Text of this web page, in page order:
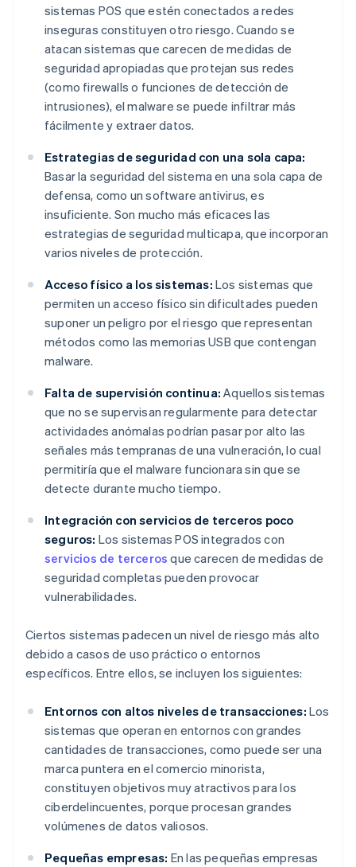
sistemas POS que estén conectados a redes
inseguras constituyen otro riesgo. Cuando se
atacan sistemas que carecen de medidas de
seguridad apropiadas que protejan sus redes
(como firewalls o funciones de detección de
intrusiones), el malware se puede infiltrar más
fácilmente y extraer datos.
Estrategias de seguridad con una sola capa:
Basar la seguridad del sistema en una sola capa de
defensa, como un software antivirus, es
insuficiente. Son mucho más eficaces las
estrategias de seguridad multicapa, que incorporan
varios niveles de protección.
Acceso físico a los sistemas: Los sistemas que
permiten un acceso físico sin dificultades pueden
suponer un peligro por el riesgo que representan
métodos como las memorias USB que contengan
malware.
Falta de supervisión continua: Aquellos sistemas
que no se supervisan regularmente para detectar
actividades anómalas podrían pasar por alto las
señales más tempranas de una vulneración, lo cual
permitiría que el malware funcionara sin que se
detecte durante mucho tiempo.
Integración con servicios de terceros poco
seguros: Los sistemas POS integrados con
servicios de terceros que carecen de medidas de
seguridad completas pueden provocar
vulnerabilidades.
Ciertos sistemas padecen un nivel de riesgo más alto
debido a casos de uso práctico o entornos
específicos. Entre ellos, se incluyen los siguientes:
Entornos con altos niveles de transacciones: Los
sistemas que operan en entornos con grandes
cantidades de transacciones, como puede ser una
marca puntera en el comercio minorista,
constituyen objetivos muy atractivos para los
ciberdelincuentes, porque procesan grandes
volúmenes de datos valiosos.
Pequeñas empresas: En las pequeñas empresas